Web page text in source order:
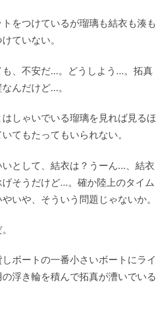
をつけているが瑠璃も結衣も湊も
ていない。
も、不安だ…。どうしよう…。拓真
んだけど…。
しゃいでいる瑠璃を見れば見るほ
てもたってもいられない。
として、結衣は？うーん…、結衣
そうだけど…。確か陸上のタイム
いや、そういう問題じゃないか。
ボートの一番小さいボートにライ
浮き輪を積んで拓真が漕いでいる